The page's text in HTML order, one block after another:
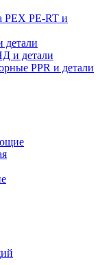
PEX PE-RT и
и детали
PPR и детали